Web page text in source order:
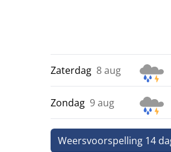
Zaterdag 8 aug
Zondag 9 aug
Weersvoorspelling 14